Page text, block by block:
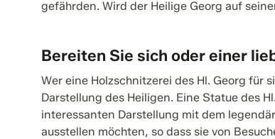
gefährden. Wird der Heilige Georg auf
Bereiten Sie sich oder einer
Wer eine Holzschnitzerei des Hl. Georg für
Darstellung des Heiligen. Eine Statue des
interessanten Darstellung mit dem
ausstellen möchten, so dass sie von